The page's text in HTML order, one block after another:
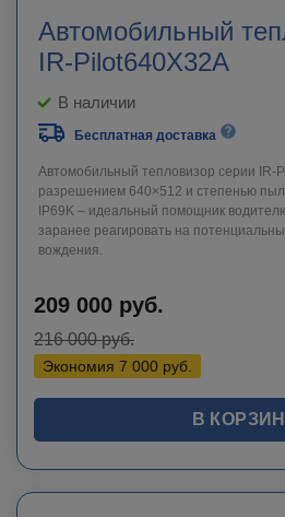
Автомобильный
IR-Pilot640X32A
В наличии
Бесплатная доставка
Автомобильный тепловизор серии IR-
разрешением 640×512 и степенью
IP69K – идеальный помощник
заранее реагировать на
вождения.
209 000 руб.
216 000руб.
Экономия 7 000 руб.
В